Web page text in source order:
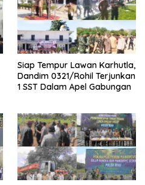
Siap Tempur Lawan Karhutla,
Dandim 0321/Rohil Terjunkan
1 SST Dalam Apel Gabungan